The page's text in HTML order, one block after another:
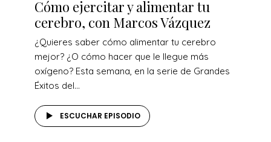
Cómo ejercitar y alimentar tu
cerebro, con Marcos Vázquez
¿Quieres saber cómo alimentar tu cerebro
mejor? ¿O cómo hacer que le llegue más
oxígeno? Esta semana, en la serie de Grandes
Éxitos del...
ESCUCHAR EPISODIO